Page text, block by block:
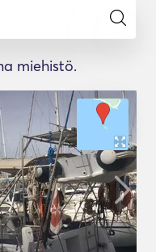
miehistö.